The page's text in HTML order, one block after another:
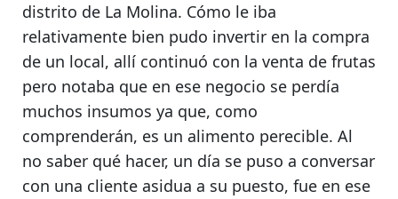
distrito de La Molina. Cómo le iba
relativamente bien pudo invertir en la compra
de un local, allí continuó con la venta de frutas
pero notaba que en ese negocio se perdía
muchos insumos ya que, como
comprenderán, es un alimento perecible. Al
no saber qué hacer, un día se puso a conversar
con una cliente asidua a su puesto, fue en ese